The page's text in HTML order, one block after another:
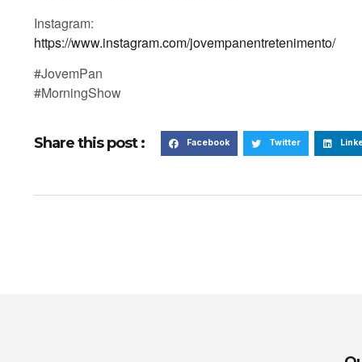
Instagram:
https://www.instagram.com/jovempanentretenimento/
#JovemPan
#MorningShow
Share this post : Facebook Twitter